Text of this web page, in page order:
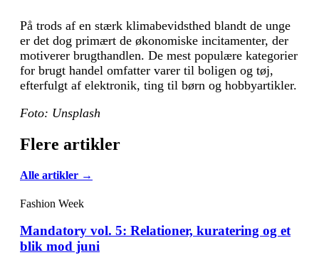
På trods af en stærk klimabevidsthed blandt de unge
er det dog primært de økonomiske incitamenter, der
motiverer brugthandlen. De mest populære kategorier
for brugt handel omfatter varer til boligen og tøj,
efterfulgt af elektronik, ting til børn og hobbyartikler.
Foto: Unsplash
Flere artikler
Alle artikler →
Fashion Week
Mandatory vol. 5: Relationer, kuratering og et
blik mod juni